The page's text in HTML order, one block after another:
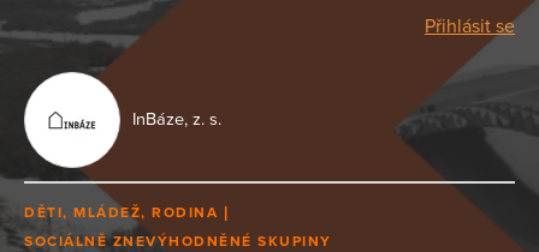
Přihlásit se
InBáze, z. s.
DĚTI, MLÁDEŽ, RODINA
SOCIÁLNĚ ZNEVÝHODNĚNÉ SKUPINY